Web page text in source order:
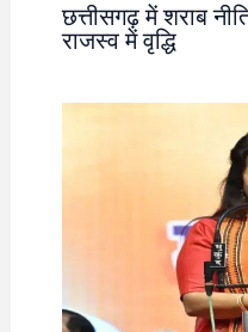
छत्तीसगढ़ में शराब
राजस्व में वृद्धि